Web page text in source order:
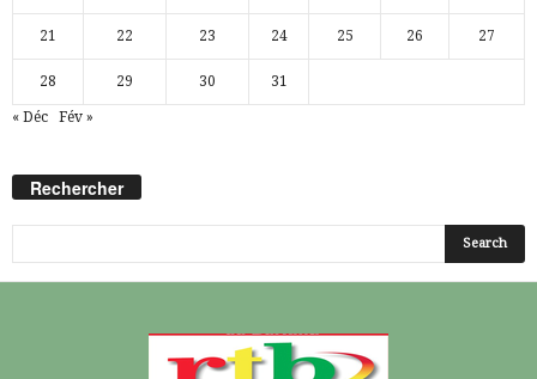
21 22 23 24 25 26 27
28 29 30 31
« Déc Fév »
Rechercher